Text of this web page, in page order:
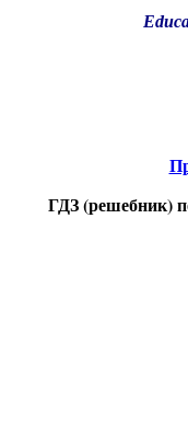
ГДЗ (решебник)